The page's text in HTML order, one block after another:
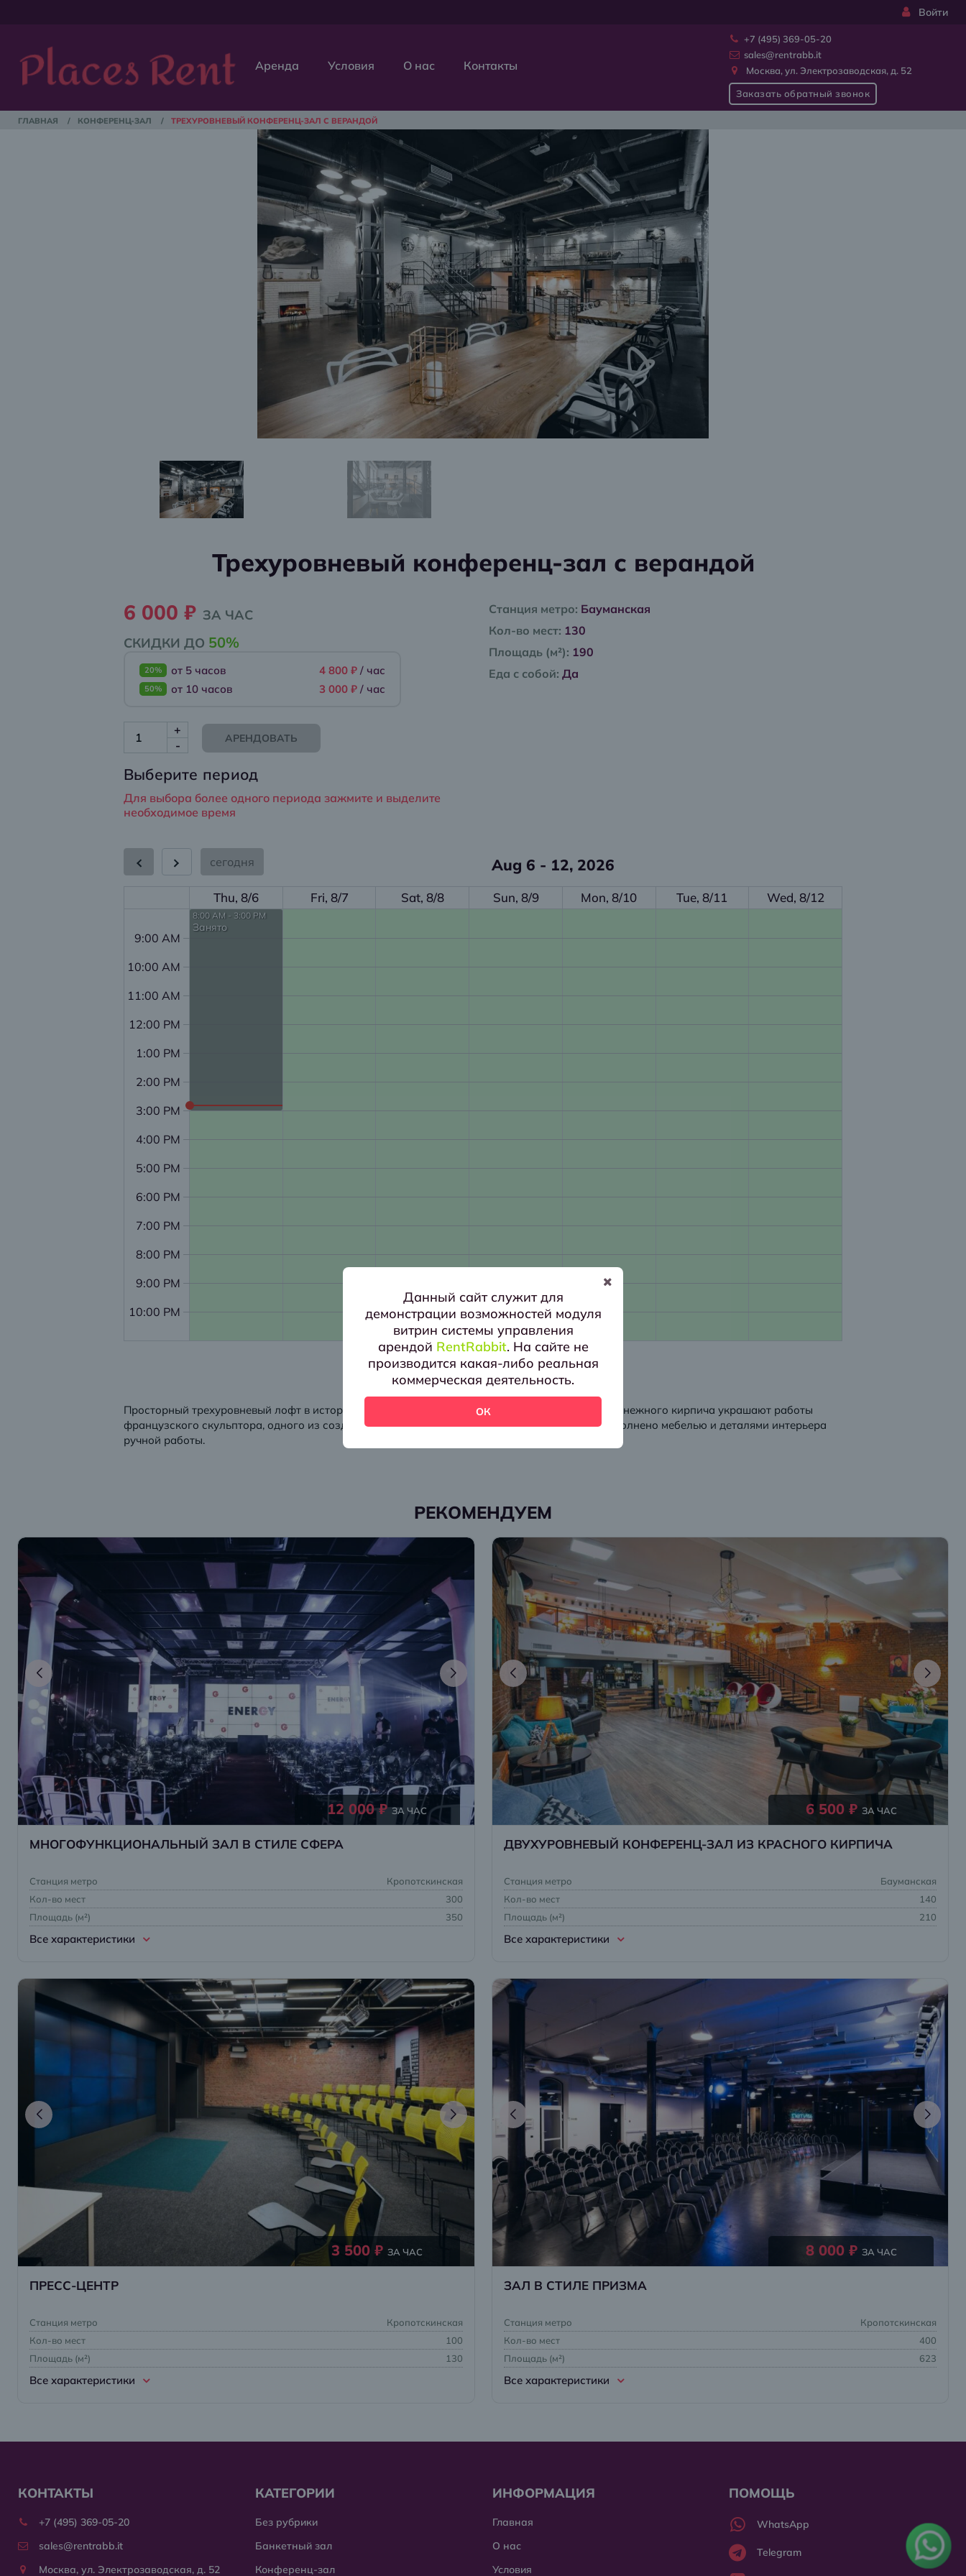
Войти
Аренда Условия О нас Контакты
+7 (495) 369-05-20
sales@rentrabb.it
Москва, ул. Электрозаводская, д. 52
Заказать обратный звонок
Данный сайт служит для
демонстрации возможностей модуля
витрин системы управления
арендой RentRabbit. На сайте не
производится какая-либо реальная
коммерческая деятельность.
ОК
ГЛАВНАЯ / КОНФЕРЕНЦ-ЗАЛ / ТРЕХУРОВНЕВЫЙ КОНФЕРЕНЦ-ЗАЛ С ВЕРАНДОЙ
Трехуровневый конференц-зал с верандой
6 000 ₽ ЗА ЧАС
СКИДКИ ДО 50%
20% от 5 часов 4 800 ₽ / час
50% от 10 часов 3 000 ₽ / час
+
-
АРЕНДОВАТЬ
Выберите период
Для выбора более одного периода зажмите и выделите
необходимое время
Станция метро: Бауманская
Кол-во мест: 130
Площадь (м²): 190
Еда с собой: Да
сегодня Aug 6 - 12, 2026
Thu, 8/6 Fri, 8/7 Sat, 8/8 Sun, 8/9 Mon, 8/10 Tue, 8/11 Wed, 8/12
9:00 AM
10:00 AM
11:00 AM
12:00 PM
1:00 PM
2:00 PM
3:00 PM
4:00 PM
5:00 PM
6:00 PM
7:00 PM
8:00 PM
9:00 PM
10:00 PM
8:00 AM - 3:00 PM
Занято
Описание
Просторный трехуровневый лофт в историческом здании с отдельным входом. Стены из белоснежного кирпича украшают работы
французского скульптора, одного из создателей современной скульптуры. Пространство наполнено мебелью и деталями интерьера
ручной работы.
РЕКОМЕНДУЕМ
12 000 ₽ЗА ЧАС
МНОГОФУНКЦИОНАЛЬНЫЙ ЗАЛ В СТИЛЕ СФЕРА
Станция метро
Кропотскинская
Кол-во мест
300
Площадь (м²)
350
Все характеристики
6 500 ₽ ЗА ЧАС
ДВУХУРОВНЕВЫЙ КОНФЕРЕНЦ-ЗАЛ ИЗ КРАСНОГО КИРПИЧА
Станция метро
Бауманская
Кол-во мест
140
Площадь (м²)
210
Все характеристики
3 500 ₽ ЗА ЧАС
ПРЕСС-ЦЕНТР
Станция метро
Кропотскинская
Кол-во мест
100
Площадь (м²)
130
Все характеристики
8 000 ₽ ЗА ЧАС
ЗАЛ В СТИЛЕ ПРИЗМА
Станция метро
Кропотскинская
Кол-во мест
400
Площадь (м²)
623
Все характеристики
КОНТАКТЫ
+7 (495) 369-05-20
sales@rentrabb.it
Москва, ул. Электрозаводская, д. 52
КАТЕГОРИИ
Без рубрики
Банкетный зал
Конференц-зал
ИНФОРМАЦИЯ
Главная
О нас
Условия
ПОМОЩЬ
WhatsApp
Telegram